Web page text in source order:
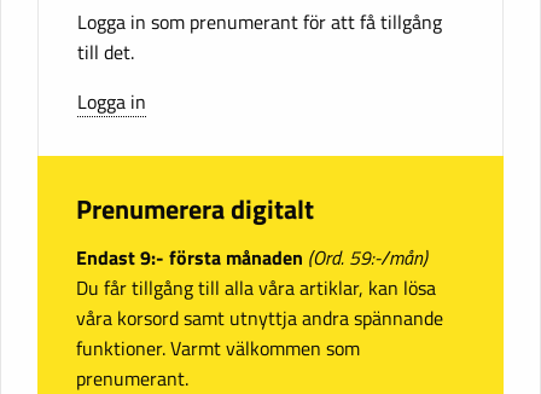
Logga in som prenumerant för att få tillgång
till det.
Logga in
Prenumerera digitalt
Endast 9:- första månaden (Ord. 59:-/mån)
Du får tillgång till alla våra artiklar, kan lösa
våra korsord samt utnyttja andra spännande
funktioner. Varmt välkommen som
prenumerant.